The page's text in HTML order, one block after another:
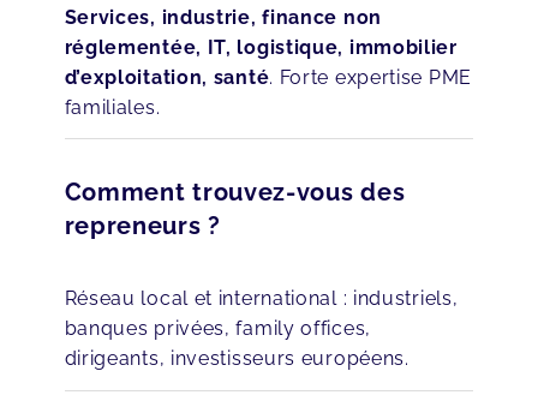
Services, industrie, finance non
réglementée, IT, logistique, immobilier
d’exploitation, santé. Forte expertise PME
familiales.
Comment trouvez-vous des
repreneurs ?
Réseau local et international : industriels,
banques privées, family offices,
dirigeants, investisseurs européens.